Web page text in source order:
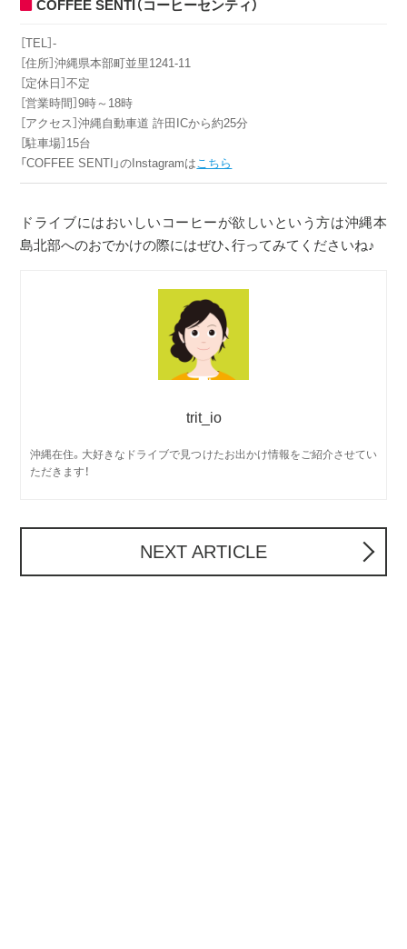
COFFEE SENTI（コーヒーセンティ）
［TEL］‐
［住所］沖縄県本部町並里1241‐11
［定休日］不定
［営業時間］9時～18時
［アクセス］沖縄自動車道 許田ICから約25分
［駐車場］15台
「COFFEE SENTI」のInstagramはこちら
ドライブにはおいしいコーヒーが欲しいという方は沖縄本
島北部へのおでかけの際にはぜひ、行ってみてくださいね♪
trit_io
沖縄在住。大好きなドライブで見つけたお出かけ情報をご紹介させてい
ただきます！
NEXT ARTICLE